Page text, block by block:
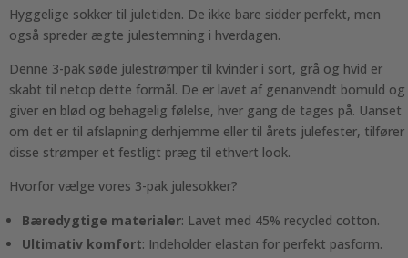
Hyggelige sokker til juletiden. De ikke bare sidder perfekt, men
også spreder ægte julestemning i hverdagen.
Denne 3-pak søde julestrømper til kvinder i sort, grå og hvid er
skabt til netop dette formål. De er lavet af genanvendt bomuld og
giver en blød og behagelig følelse, hver gang de tages på. Uanset
om det er til afslapning derhjemme eller til årets julefester, tilfører
disse strømper et festligt præg til ethvert look.
Hvorfor vælge vores 3-pak julesokker?
Bæredygtige materialer: Lavet med 45% recycled cotton.
Ultimativ komfort: Indeholder elastan for perfekt pasform.